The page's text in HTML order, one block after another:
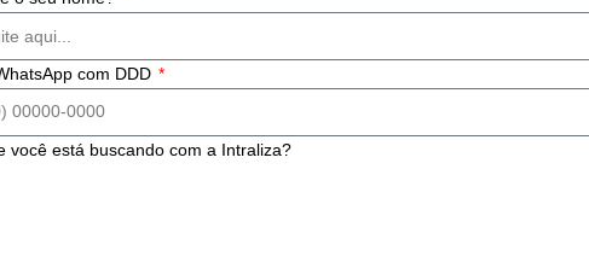
deve ao fortalecimento da confiança na liderança e ao aumento
cultura organizacional.